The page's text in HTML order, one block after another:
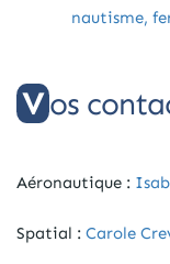
nautisme,
Vos
Aéronautique :
Spatial : Carole